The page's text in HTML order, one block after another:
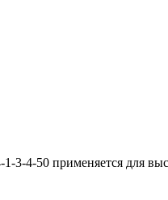
3-4-50 применяется для